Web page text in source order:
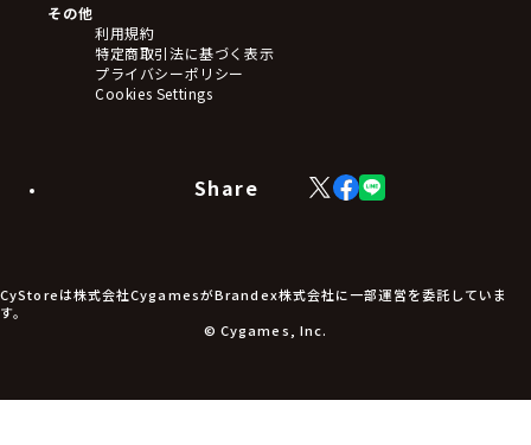
ステッカー・シール・カード
タペストリー・ポスター
アームサポーター
ブレードホルダー
食品・飲料品
アパレル小物
アクセサリー
その他
利用規約
特定商取引法に基づく表示
プライバシーポリシー
Cookies Settings
Share
X
(Twitter)
Facebook
LINE
CyStoreは株式会社CygamesがBrandex株式会社に一部運営を委託していま
す。
© Cygames, Inc.